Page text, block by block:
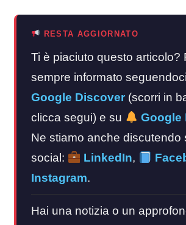
RESTA AGGIORNATO
Ti è piaciuto questo articolo?
sempre informato
Google Discover (scorri in
clicca segui) e su
Google
Ne stiamo anche discutendo
social:
LinkedIn,
Instagram.
Hai una notizia o un